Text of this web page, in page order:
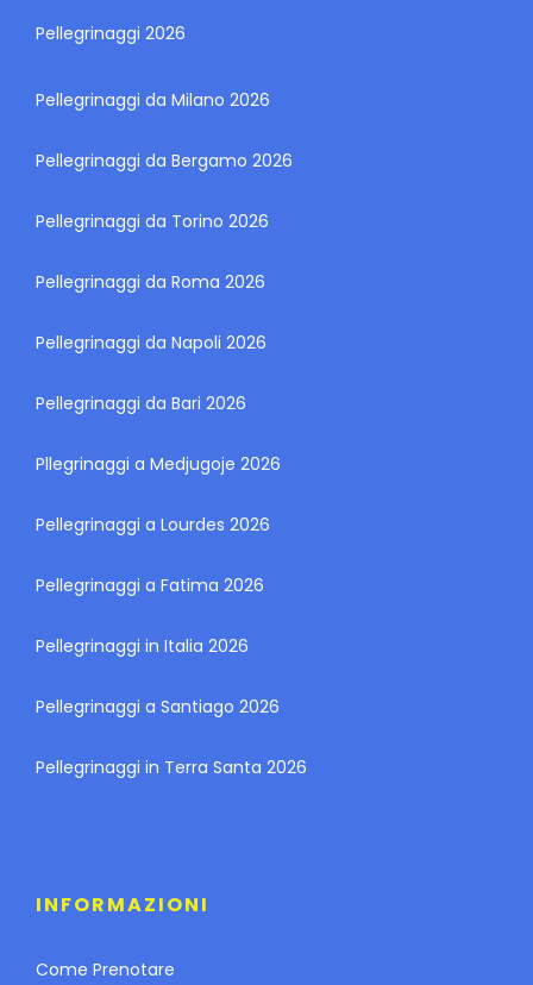
Pellegrinaggi 2026
Pellegrinaggi da Milano 2026
Pellegrinaggi da Bergamo 2026
Pellegrinaggi da Torino 2026
Pellegrinaggi da Roma 2026
Pellegrinaggi da Napoli 2026
Pellegrinaggi da Bari 2026
Pllegrinaggi a Medjugoje 2026
Pellegrinaggi a Lourdes 2026
Pellegrinaggi a Fatima 2026
Pellegrinaggi in Italia 2026
Pellegrinaggi a Santiago 2026
Pellegrinaggi in Terra Santa 2026
INFORMAZIONI
Come Prenotare